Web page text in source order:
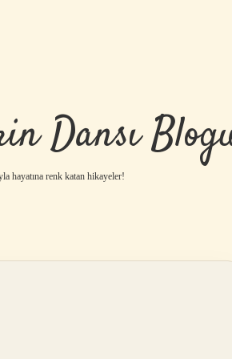
Dansı
hayatına renk katan hikayeler!